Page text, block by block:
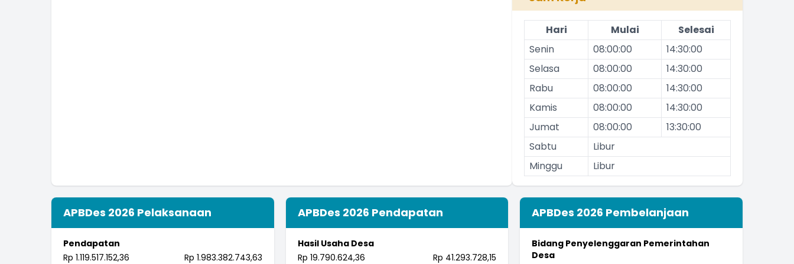
Hari Mulai
Selesai
Senin
08:00:00
14:30:00
Selasa
08:00:00
14:30:00
Rabu
08:00:00
14:30:00
Kamis
08:00:00
14:30:00
Jumat
08:00:00
13:30:00
Sabtu
Libur
Minggu
Libur
APBDes 2026 Pelaksanaan
Pendapatan
Rp 1.119.517.152,36
Rp 1.983.382.743,63
APBDes 2026 Pendapatan
Hasil Usaha Desa
Rp 19.790.624,36
Rp 41.293.728,15
APBDes 2026 Pembelanjaan
Bidang Penyelenggaran Pemerintahan
Desa